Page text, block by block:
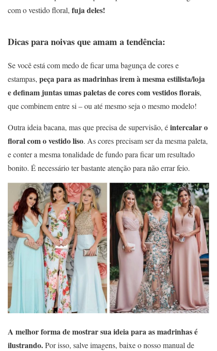
com o vestido floral, fuja deles!
Dicas para noivas que amam a tendência:
Se você está com medo de ficar uma bagunça de cores e
estampas, peça para as madrinhas irem à mesma estilista/loja
e definam juntas umas paletas de cores com vestidos florais,
que combinem entre si – ou até mesmo seja o mesmo modelo!
Outra ideia bacana, mas que precisa de supervisão, éintercalar o
floral com o vestido liso. As cores precisam ser da mesma paleta,
e conter a mesma tonalidade de fundo para ficar um resultado
bonito. É necessário ter bastante atenção para não errar feio.
A melhor forma de mostrar sua ideia para as madrinhas é
ilustrando.Por isso, salve imagens, baixe o nosso manual de